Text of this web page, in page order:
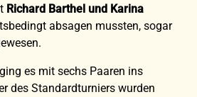
Richard Barthel und Karina
absagen mussten, sogar
es mit sechs Paaren ins
des Standardturniers wurden